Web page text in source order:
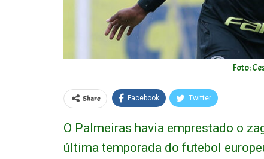
Foto:
Share Facebook Twitter
O Palmeiras havia emprestado o
última temporada do futebol